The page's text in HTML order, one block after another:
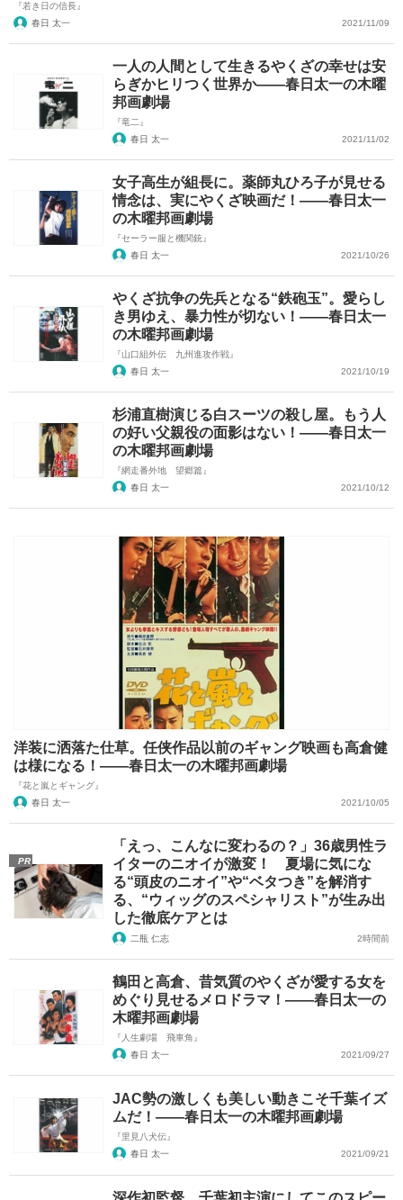
『若き日の信長』
春日 太一
2021/11/09
一人の人間として生きるやくざの幸せは安
らぎかヒリつく世界か――春日太一の木曜
邦画劇場
『竜二』
春日 太一
2021/11/02
女子高生が組長に。薬師丸ひろ子が見せる
情念は、実にやくざ映画だ！――春日太一
の木曜邦画劇場
『セーラー服と機関銃』
春日 太一
2021/10/26
やくざ抗争の先兵となる“鉄砲玉”。愛らし
き男ゆえ、暴力性が切ない！――春日太一
の木曜邦画劇場
『山口組外伝 九州進攻作戦』
春日 太一
2021/10/19
杉浦直樹演じる白スーツの殺し屋。もう人
の好い父親役の面影はない！――春日太一
の木曜邦画劇場
『網走番外地 望郷篇』
春日 太一
2021/10/12
洋装に洒落た仕草。任侠作品以前のギャング映画も高倉健
は様になる！――春日太一の木曜邦画劇場
『花と嵐とギャング』
春日 太一
2021/10/05
PR
「えっ、こんなに変わるの？」36歳男性ラ
イターのニオイが激変！ 夏場に気にな
る“頭皮のニオイ”や“ベタつき”を解消す
る、“ウィッグのスペシャリスト”が生み出
した徹底ケアとは
二瓶 仁志 2時間前
鶴田と高倉、昔気質のやくざが愛する女を
めぐり見せるメロドラマ！――春日太一の
木曜邦画劇場
『人生劇場 飛車角』
春日 太一
2021/09/27
JAC勢の激しくも美しい動きこそ千葉イズ
ムだ！――春日太一の木曜邦画劇場
『里見八犬伝』
春日 太一
2021/09/21